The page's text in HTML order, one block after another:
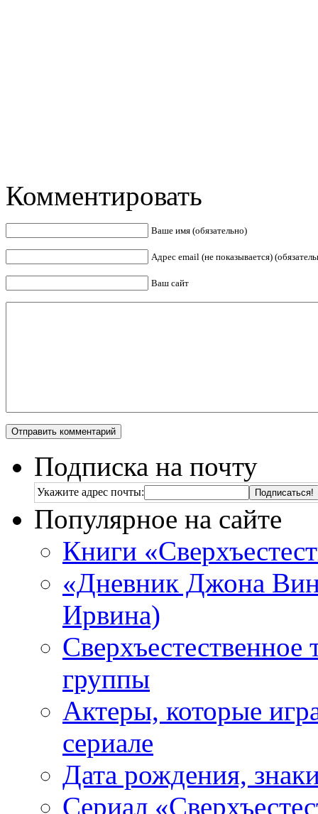
Комментировать
Ваше имя (обязательно)
Адрес email (не показывается)
Ваш сайт
Подписка на почту
Укажите адрес почты:
Популярное на сайте
Книги
«Дневник Джона
Ирвина)
Сверхъестественное
группы
Актеры, которые
сериале
Дата рождения,
Сериал